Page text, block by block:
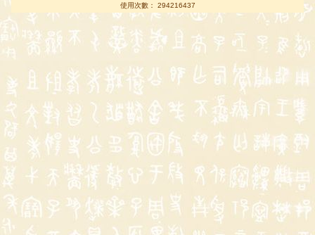
使用次數： 294216437